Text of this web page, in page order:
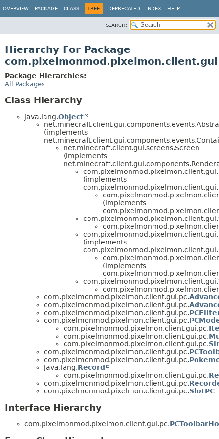
OVERVIEW PACKAGE CLASS TREE DEPRECATED INDEX HELP
SEARCH:
Hierarchy For Package
Package Hierarchies:
All Packages
Class Hierarchy
java.lang.Object
(implements
net.minecraft.client.gui.screens.Screen
(implements
(implements
com.pixelmonmod.pixelmon.client.gui.
(implements
(implements
com.pixelmonmod.pixelmon.client.gui.
(implements
com.pixelmonmod.pixelmon.client.gui.
com.pixelmonmod.pixelmon.client.gui.pc.
com.pixelmonmod.pixelmon.client.gui.pc.
com.pixelmonmod.pixelmon.client.gui.pc.
com.pixelmonmod.pixelmon.client.gui.pc.
com.pixelmonmod.pixelmon.client.gui.pc.
com.pixelmonmod.pixelmon.client.gui.pc.
com.pixelmonmod.pixelmon.client.gui.pc.
com.pixelmonmod.pixelmon.client.gui.pc.
com.pixelmonmod.pixelmon.client.gui.pc.
java.lang.Record
com.pixelmonmod.pixelmon.client.gui.pc.
com.pixelmonmod.pixelmon.client.gui.pc.
com.pixelmonmod.pixelmon.client.gui.pc.SlotPC
Interface Hierarchy
com.pixelmonmod.pixelmon.client.gui.pc.